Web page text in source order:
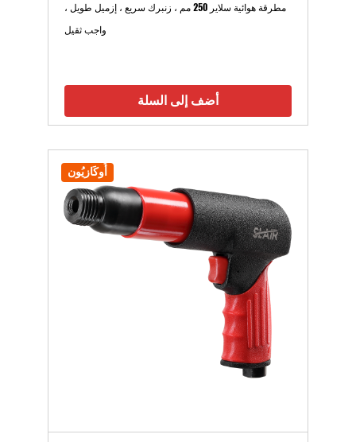
مطرقة هوائية سلاير 250 مم ، زنبرك سريع ، إزميل طويل ،
واجب ثقيل
أضف إلى السلة
أُوكَازيُون